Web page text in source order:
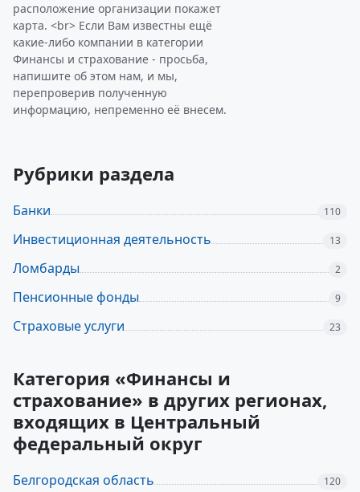
расположение организации покажет
карта. <br> Если Вам известны ещё
какие-либо компании в категории
Финансы и страхование - просьба,
напишите об этом нам, и мы,
перепроверив полученную
информацию, непременно её внесем.
Рубрики раздела
Банки 110
Инвестиционная деятельность 13
Ломбарды 2
Пенсионные фонды 9
Страховые услуги 23
Категория «Финансы и
страхование» в других регионах,
входящих в Центральный
федеральный округ
Белгородская область 120